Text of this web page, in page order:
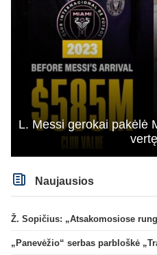
L. Messi gerokai pakėlė
vertę
Naujausios
„Panevėžio“ serbas parbloškė